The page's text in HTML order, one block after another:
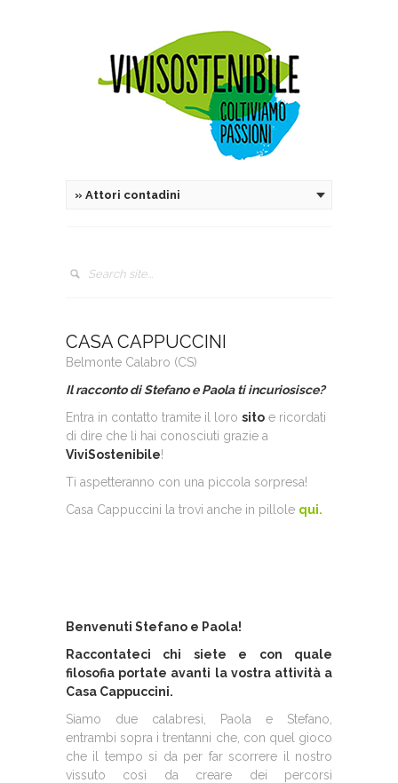
» Attori contadini
CASA CAPPUCCINI
Belmonte Calabro (CS)
Il racconto di Stefano e Paola ti incuriosisce?
Entra in contatto tramite il loro sito e ricordati
di dire che li hai conosciuti grazie a
ViviSostenibile!
Ti aspetteranno con una piccola sorpresa!
Casa Cappuccini la trovi anche in pillole qui.
Benvenuti Stefano e Paola!
Raccontateci chi siete e con quale
filosofia portate avanti la vostra attività a
Casa Cappuccini.
Siamo due calabresi, Paola e Stefano,
entrambi sopra i trentanni che, con quel gioco
che il tempo si da per far scorrere il nostro
vissuto così da creare dei percorsi